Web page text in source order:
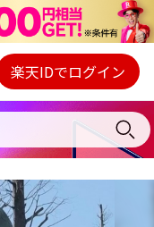
プレイヤー
約内容の確認・変更
楽天IDでログイン